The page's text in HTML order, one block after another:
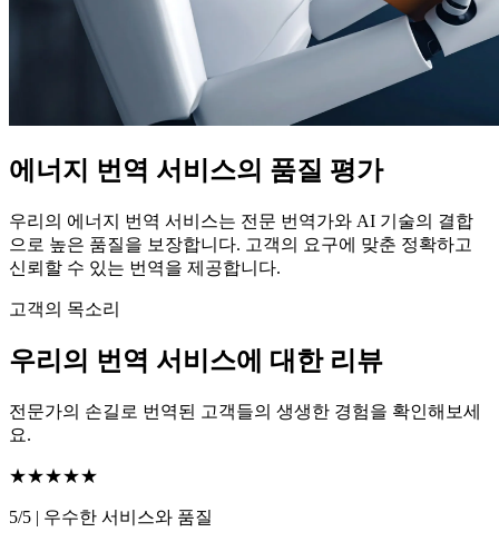
에너지 번역 서비스의 품질 평가
우리의 에너지 번역 서비스는 전문 번역가와 AI 기술의 결합
으로 높은 품질을 보장합니다. 고객의 요구에 맞춘 정확하고
신뢰할 수 있는 번역을 제공합니다.
고객의 목소리
우리의 번역 서비스에 대한 리뷰
전문가의 손길로 번역된 고객들의 생생한 경험을 확인해보세
요.
★★★★★
5/5 | 우수한 서비스와 품질